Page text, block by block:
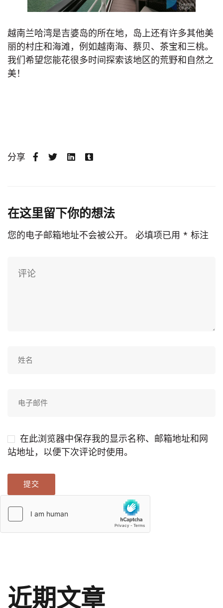
越南兰哈湾是吉婆岛的所在地，岛上还有许多其他美
丽的村庄和海滩，例如越南海、蔡贝、茶宝和三桃。
我们希望您能花很多时间探索该地区的荒野和自然之
美！
分享
在这里留下你的想法
您的电子邮箱地址不会被公开。 必填项已用 * 标注
在此浏览器中保存我的显示名称、邮箱地址和网
站地址，以便下次评论时使用。
近期文章